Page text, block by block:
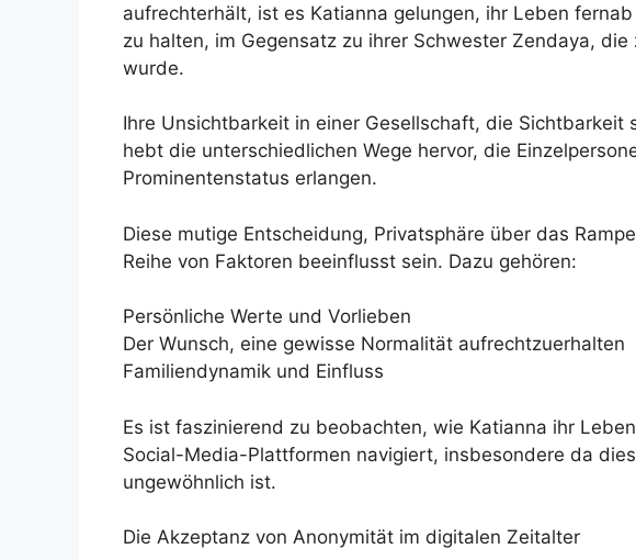
aufrechterhält, ist es Katianna gelungen, ihr Leben
zu halten, im Gegensatz zu ihrer Schwester Zendaya,
wurde.
Ihre Unsichtbarkeit in einer Gesellschaft, die Sichtbarkeit
hebt die unterschiedlichen Wege hervor, die
Prominentenstatus erlangen.
Diese mutige Entscheidung, Privatsphäre über das
Reihe von Faktoren beeinflusst sein. Dazu gehören:
Persönliche Werte und Vorlieben
Der Wunsch, eine gewisse Normalität aufrechtzuerhalten
Familiendynamik und Einfluss
Es ist faszinierend zu beobachten, wie Katianna ihr
Social-Media-Plattformen navigiert, insbesondere da
ungewöhnlich ist.
Die Akzeptanz von Anonymität im digitalen Zeitalter